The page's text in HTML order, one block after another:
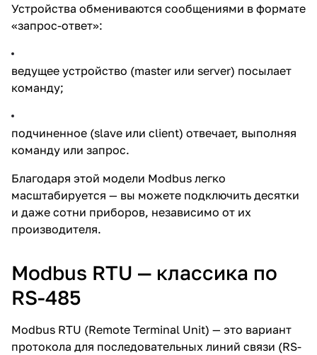
Устройства обмениваются сообщениями в формате
«запрос-ответ»:
ведущее устройство (master или server) посылает
команду;
подчиненное (slave или client) отвечает, выполняя
команду или запрос.
Благодаря этой модели Modbus легко
масштабируется — вы можете подключить десятки
и даже сотни приборов, независимо от их
производителя.
Modbus RTU — классика по
RS-485
Modbus RTU (Remote Terminal Unit) — это вариант
протокола для последовательных линий связи (RS-